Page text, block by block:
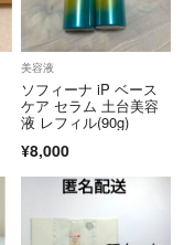
美容液
ソフィーナ iP ベース
ケア セラム 土台美容
液 レフィル(90g)
¥8,000